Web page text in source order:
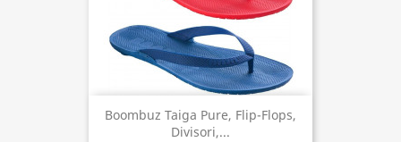
Boombuz Taiga Pure, Flip-Flops,
Divisori,...